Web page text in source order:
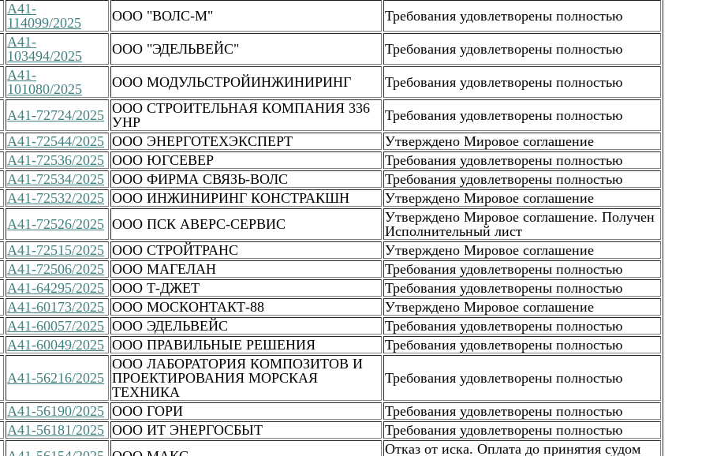
А41-
114099/2025
ООО "ВОЛС-М" Требования удовлетворены полностью
А41-
103494/2025
ООО "ЭДЕЛЬВЕЙС" Требования удовлетворены полностью
А41-
101080/2025
ООО МОДУЛЬСТРОЙИНЖИНИРИНГ Требования удовлетворены полностью
А41-72724/2025 ООО СТРОИТЕЛЬНАЯ КОМПАНИЯ 336
УНР
Требования удовлетворены полностью
А41-72544/2025 ООО ЭНЕРГОТЕХЭКСПЕРТ
Утверждено Мировое соглашение
А41-72536/2025 ООО ЮГСЕВЕР
Требования удовлетворены полностью
А41-72534/2025 ООО ФИРМА СВЯЗЬ-ВОЛС
Требования удовлетворены полностью
А41-72532/2025 ООО ИНЖИНИРИНГ КОНСТРАКШН
Утверждено Мировое соглашение
А41-72526/2025 ООО ПСК АВЕРС-СЕРВИС
Утверждено Мировое соглашение. Получен
Исполнительный лист
А41-72515/2025 ООО СТРОЙТРАНС
Утверждено Мировое соглашение
А41-72506/2025 ООО МАГЕЛАН
Требования удовлетворены полностью
А41-64295/2025 ООО Т-ДЖЕТ
Требования удовлетворены полностью
А41-60173/2025 ООО МОСКОНТАКТ-88
Утверждено Мировое соглашение
А41-60057/2025 ООО ЭДЕЛЬВЕЙС
Требования удовлетворены полностью
А41-60049/2025 ООО ПРАВИЛЬНЫЕ РЕШЕНИЯ Требования удовлетворены полностью
А41-56216/2025
ООО ЛАБОРАТОРИЯ КОМПОЗИТОВ И
ПРОЕКТИРОВАНИЯ МОРСКАЯ
ТЕХНИКА
Требования удовлетворены полностью
А41-56190/2025 ООО ГОРИ
Требования удовлетворены полностью
А41-56181/2025 ООО ИТ ЭНЕРГОСБЫТ
Требования удовлетворены полностью
Отказ от иска. Оплата до принятия судом